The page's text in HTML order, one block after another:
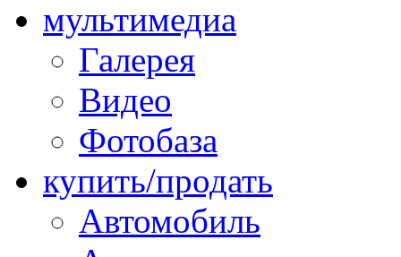
мультимедиа
Галерея
Видео
Фотобаза
купить/продать
Автомобиль